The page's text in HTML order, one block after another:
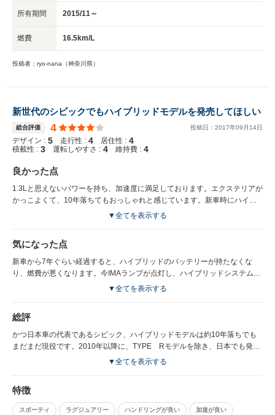
川県内の軽い渋滞込みの街乗りで11〜14、80km/h平均での高速では20〜
スルー不可、賛否分かれる？デザインなど気になる点もありますが、長距離
を走ることが多く、燃費と走りを重視されるのなら、安くてオススメできる
車です！ 特に高速を多用される方はレーダークルーズ付きがとても便利で
し、質感よし、走りのよさにもオールマイティに答えてくれる執事的な存在
所有期間 2015/11～
燃費 16.5km/L
投稿者：ryo-nana（神奈川県）
新世代のシビックでもハイブリッドモデルを発売してほしい
総合評価 4 投稿日： 2017年09 月 14日
デザイン : 5 走行性 : 4 居住性 : 4
積載性 : 3 運転しやすさ : 4 維持費 : 4
良かった点
1.3Lと思えないパワーを持ち、加速度に満足しております。エクステリアが
かっこよくて、10年落ちてもおっしゃれと感じています。新車時にハイブ
リッドシステムが優れ、実際18km/L以上出すことがあります。ハンドリン
トキーの反応がよく、利用する度に高級感を感じます。
▼全てを表示する
気になった点
新車から7年ぐらい経過すると、ハイブリッドのバッテリーが持たなくな
り、燃費が悪くなります。今IMAランプが点灯し、ハイブリッドシステムの
効率が低くなったことに気になります。ハイブリッドバッテリーが座席の後
▼全てを表示する
総評
かつ日本車の代表であるシビック、ハイブリッドモデルは約10年落ちでも
まだまだ現役です。2010年以降に、TYPE Rモデルを除き、日本でも発売
が中止となり、大変残念でした。2017年に、せっかく新型シビックはつい
▼全てを表示する
特徴
スポーティ ラグジュアリー ハンドリングが良い 加速が良い